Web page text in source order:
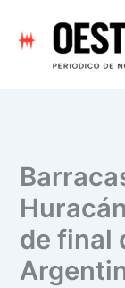
contenido
de final